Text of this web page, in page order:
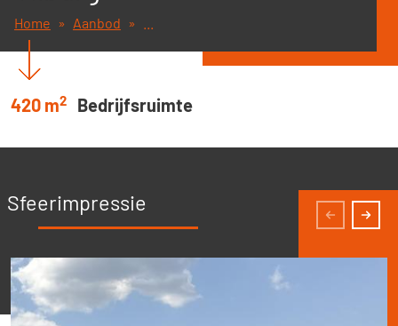
Home Aanbod
420 m2 Bedrijfsruimte
Sfeerimpressie